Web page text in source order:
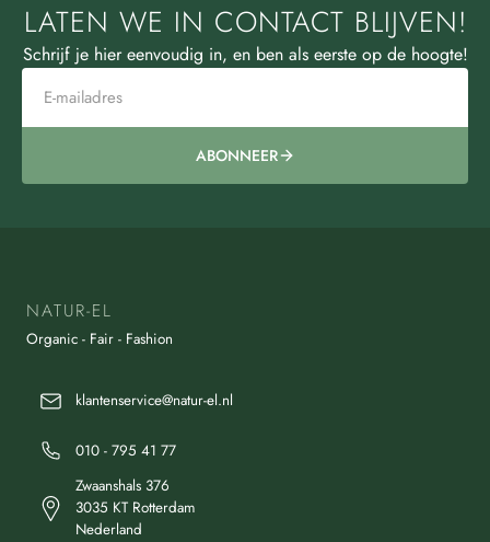
LATEN WE IN CONTACT BLIJVEN!
Schrijf je hier eenvoudig in, en ben als eerste op de hoogte!
ABONNEER
NATUR-EL
Organic - Fair - Fashion
klantenservice@natur-el.nl
010 - 795 41 77
Zwaanshals 376
3035 KT Rotterdam
Nederland